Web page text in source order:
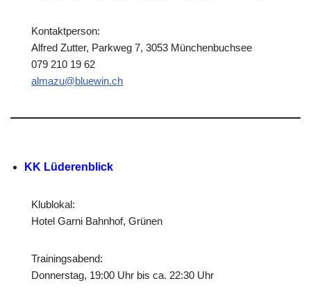
Kontaktperson:
Alfred Zutter, Parkweg 7, 3053 Münchenbuchsee
079 210 19 62
almazu@bluewin.ch
KK Lüderenblick
Klublokal:
Hotel Garni Bahnhof, Grünen
Trainingsabend:
Donnerstag, 19:00 Uhr bis ca. 22:30 Uhr